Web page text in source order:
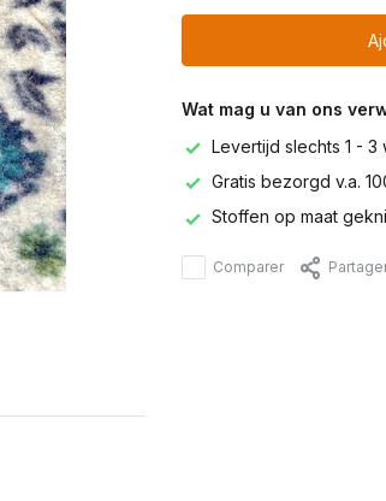
Wat mag u van ons
Levertijd slechts 1 - 3
Gratis bezorgd v.a.
Stoffen op maat
Comparer